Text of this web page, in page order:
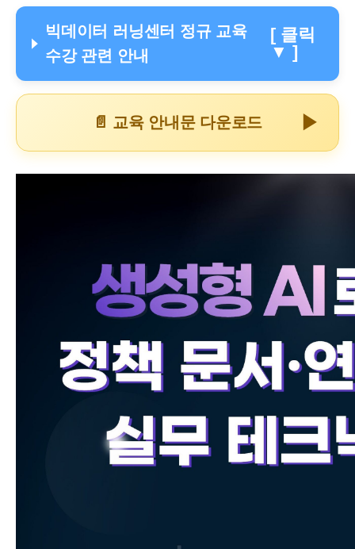
빅데이터 러닝센터 정규 교육
수강 관련 안내
[ 클릭
▼ ]
📄 교육 안내문 다운로드 ▶